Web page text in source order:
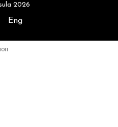
2026
Eng